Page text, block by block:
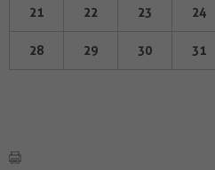
21 22 23 24
28 29 30 31